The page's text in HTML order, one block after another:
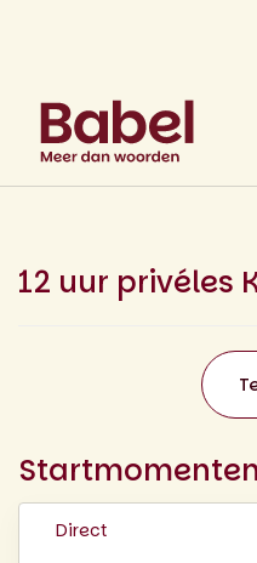
12 uur privéles
Startmomenten
Direct